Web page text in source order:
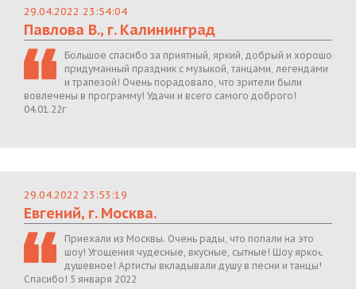
29.04.2022 23:54:04
Павлова В., г. Калининград
Большое спасибо за приятный, яркий, добрый и хорошо
придуманный праздник с музыкой, танцами, легендами
и трапезой! Очень порадовало, что зрители были
вовлечены в программу! Удачи и всего самого доброго!
04.01.22г
29.04.2022 23:53:19
Евгений, г. Москва.
Приехали из Москвы. Очень рады, что попали на это
шоу! Угощения чудесные, вкусные, сытные! Шоу яркое,
душевное! Артисты вкладывали душу в песни и танцы!
Спасибо! 5 января 2022